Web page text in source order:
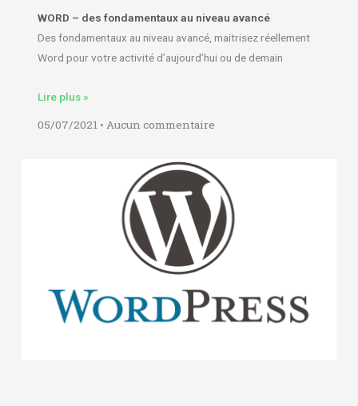
WORD – des fondamentaux au niveau avancé
Des fondamentaux au niveau avancé, maitrisez réellement
Word pour votre activité d’aujourd’hui ou de demain
Lire plus »
05/07/2021 Aucun commentaire